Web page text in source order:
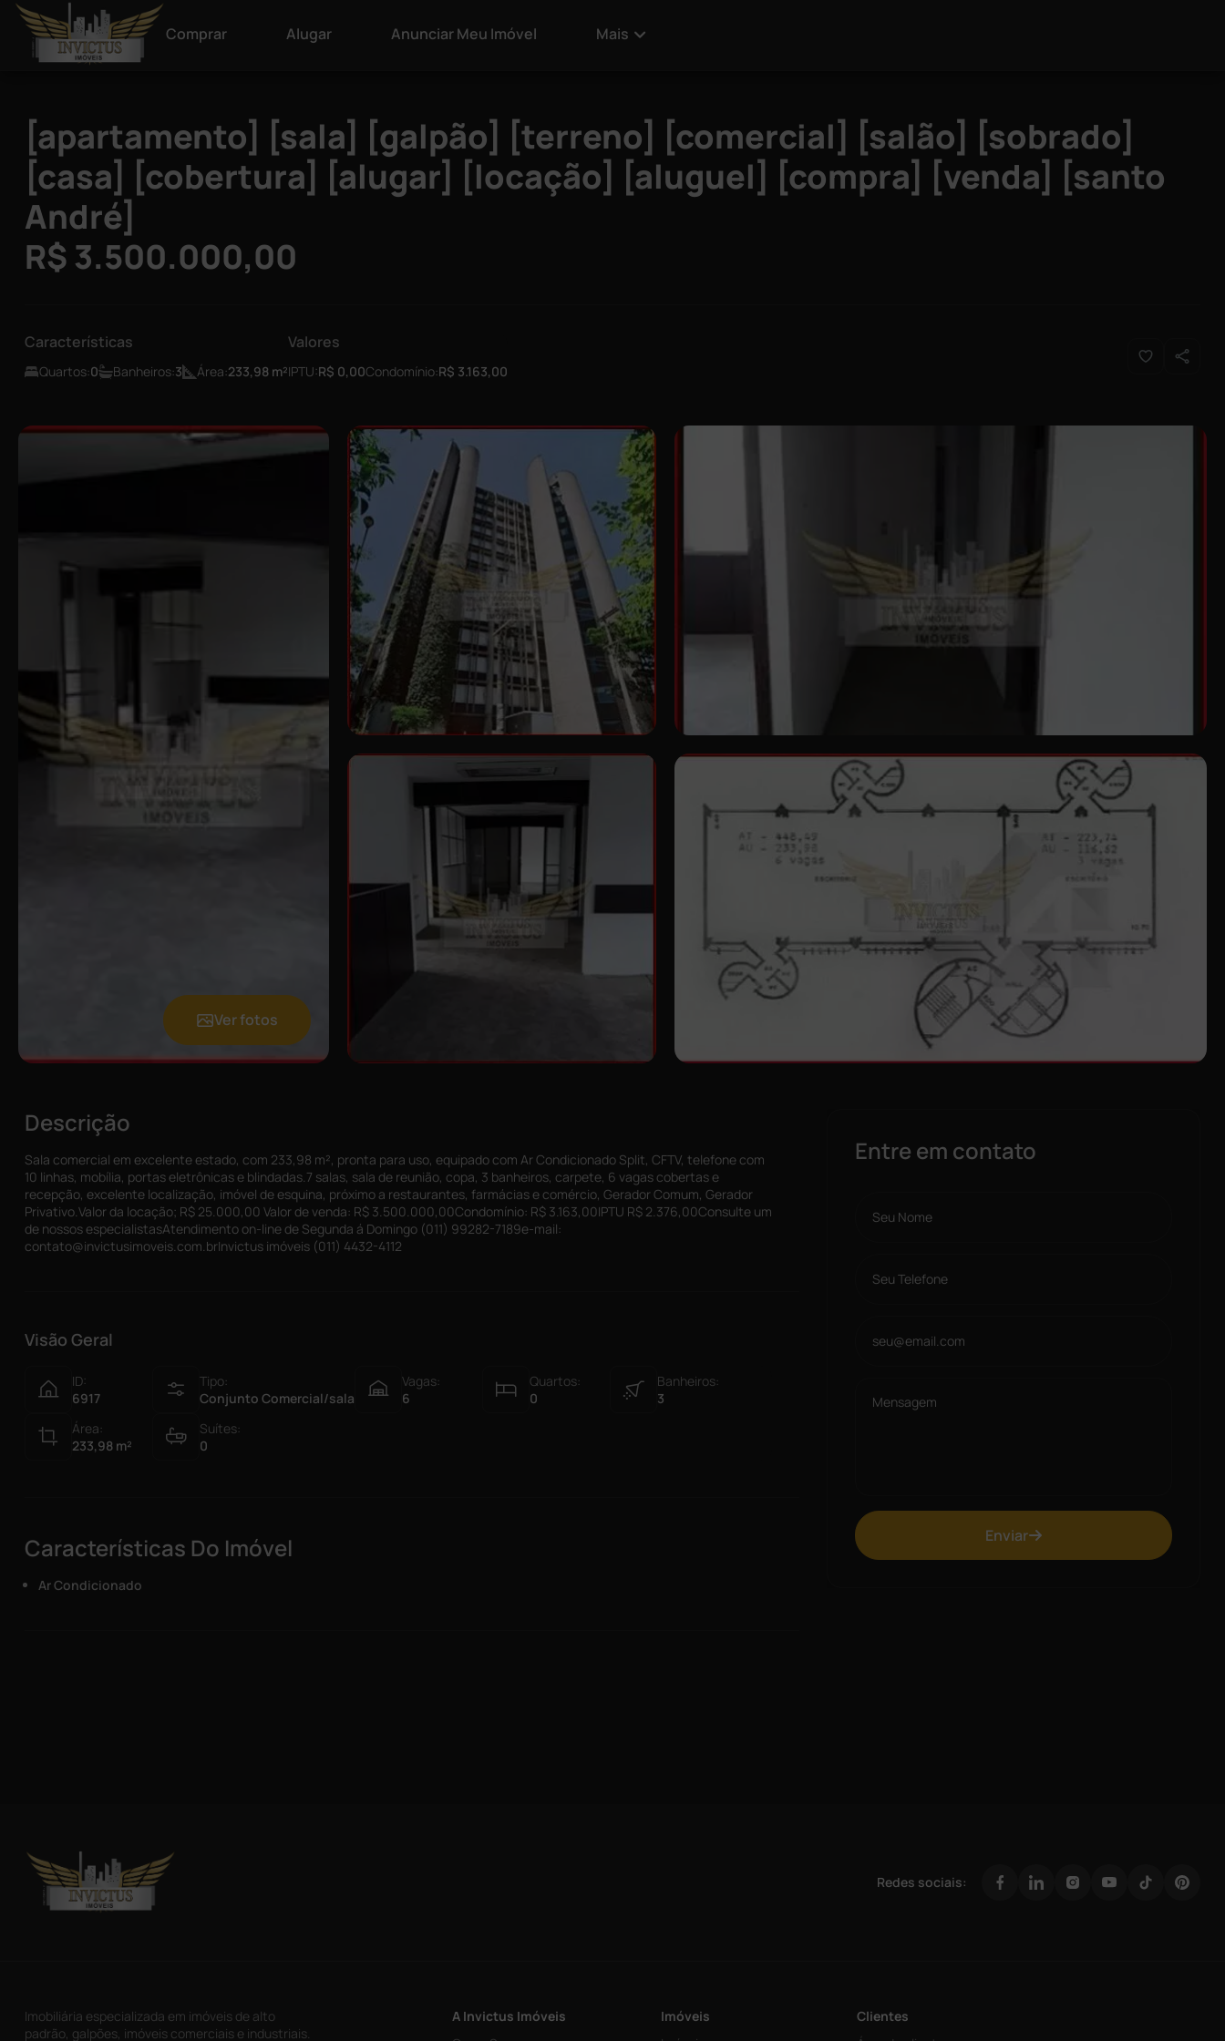
Comprar Alugar Anunciar Meu Imóvel Mais
[apartamento] [sala] [galpão] [terreno] [comercial] [salão] [sobrado]
[casa] [cobertura] [alugar] [locação] [aluguel] [compra] [venda] [santo
André]
R$ 3.500.000,00
Características
Quartos:0 Banheiros:3 Área:233,98 m²
Valores
IPTU:R$ 0,00Condomínio:R$ 3.163,00
Ver fotos
Descrição
Sala comercial em excelente estado, com 233,98 m², pronta para uso, equipado com Ar Condicionado Split, CFTV, telefone com
10 linhas, mobília, portas eletrônicas e blindadas.7 salas, sala de reunião, copa, 3 banheiros, carpete, 6 vagas cobertas e
recepção, excelente localização, imóvel de esquina, próximo a restaurantes, farmácias e comércio, Gerador Comum, Gerador
Privativo.Valor da locação; R$ 25.000,00 Valor de venda: R$ 3.500.000,00Condomínio: R$ 3.163,00IPTU R$ 2.376,00Consulte um
de nossos especialistasAtendimento on-line de Segunda á Domingo (011) 99282-7189e-mail:
contato@invictusimoveis.com.brInvictus imóveis (011) 4432-4112
Visão Geral
ID:
6917
Tipo:
Conjunto Comercial/sala
Vagas:
6
Quartos:
0
Banheiros:
3
Área:
233,98 m²
Suítes:
0
Características Do Imóvel
Ar Condicionado
Entre em contato
Enviar
Redes sociais:
Imobiliária especializada em imóveis de alto
padrão, galpões, imóveis comerciais e industriais.
A Invictus Imóveis
Imóveis
Clientes